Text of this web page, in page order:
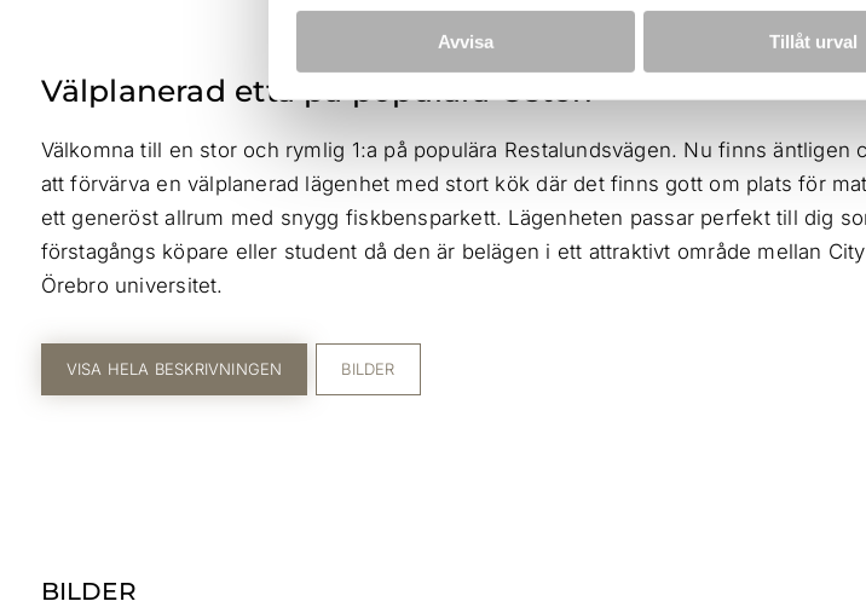
Avvisa Tillåt urval
Välplanerad etta på populära Öster!
Välkomna till en stor och rymlig 1:a på populära Restalundsvägen. Nu finns äntligen
att förvärva en välplanerad lägenhet med stort kök där det finns gott om plats för
ett generöst allrum med snygg fiskbensparkett. Lägenheten passar perfekt till dig
förstagångs köpare eller student då den är belägen i ett attraktivt område mellan
Örebro universitet.
VISA HELA BESKRIVNINGEN BILDER
BILDER